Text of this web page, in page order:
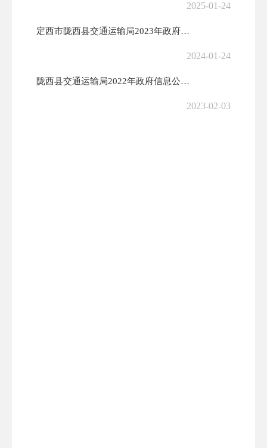
2025-01-24
定西市陇西县交通运输局2023年政府信息公开工作年度报告
2024-01-24
陇西县交通运输局2022年政府信息公开年度报告
2023-02-03